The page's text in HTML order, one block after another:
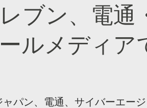
ブン、電通
ルメディア
ャパン、電通、サイバーエー